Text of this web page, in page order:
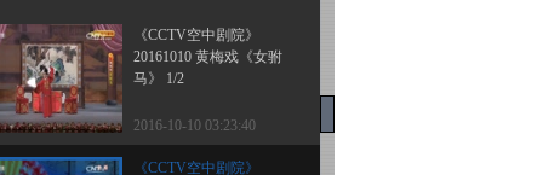
《CCTV空中剧院》
20161010 黄梅戏《女驸
马》 1/2
2016-10-10 03:23:40
《CCTV空中剧院》